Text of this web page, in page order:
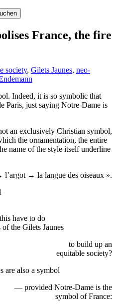
France, the fire
society, Gilets Jaunes, neo-
Indeed, it is so symbolic that
Paris, just saying Notre-Dame is
an exclusively Christian symbol,
the ornamentation, the entire
name of the style itself underline
l’argot → la langue des oiseaux ».
have to do
the Gilets Jaunes
to build up an
equitable society?
are also a symbol
— provided Notre-Dame is the
symbol of France: